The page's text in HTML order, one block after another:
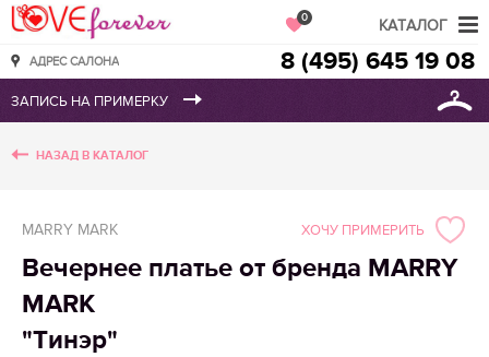
Love Forever
АДРЕС САЛОНА
0
8 (495) 645 19 08
НАЗАД В КАТАЛОГ
MARRY MARK
Вечернее платье от бренда MARRY
MARK
"Тинэр"
ХОЧУ ПРИМЕРИТЬ
КАТАЛОГ